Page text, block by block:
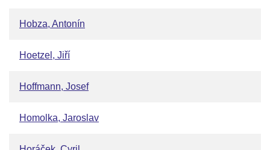
Hobza, Antonín
Hoetzel, Jiří
Hoffmann, Josef
Homolka, Jaroslav